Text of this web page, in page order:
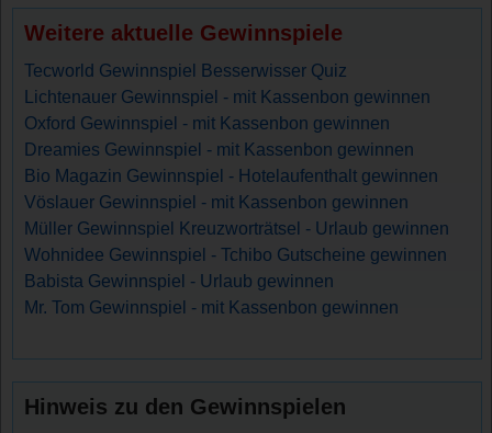
Weitere aktuelle Gewinnspiele
Tecworld Gewinnspiel Besserwisser Quiz
Lichtenauer Gewinnspiel - mit Kassenbon gewinnen
Oxford Gewinnspiel - mit Kassenbon gewinnen
Dreamies Gewinnspiel - mit Kassenbon gewinnen
Bio Magazin Gewinnspiel - Hotelaufenthalt gewinnen
Vöslauer Gewinnspiel - mit Kassenbon gewinnen
Müller Gewinnspiel Kreuzworträtsel - Urlaub gewinnen
Wohnidee Gewinnspiel - Tchibo Gutscheine gewinnen
Babista Gewinnspiel - Urlaub gewinnen
Mr. Tom Gewinnspiel - mit Kassenbon gewinnen
Hinweis zu den Gewinnspielen